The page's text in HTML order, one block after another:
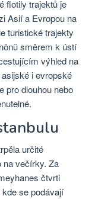
flotily trajektů je
Asií a Evropou na
turistické trajekty
směrem k ústí
výhled na
i evropské
pro dlouhou nebo
určité
na večírky. Za
čtvrti
se podávají